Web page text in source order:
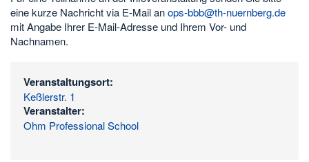
eine kurze Nachricht via E-Mail anops-bbb@th-nuernberg.de
mit Angabe Ihrer E-Mail-Adresse und Ihrem Vor- und
Nachnamen.
Veranstaltungsort:
Keßlerstr. 1
Veranstalter:
Ohm Professional School